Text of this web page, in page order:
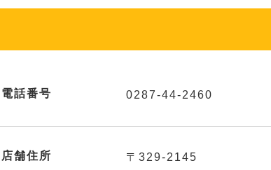
電話番号 0287-44-2460
店舗住所
〒329-2145